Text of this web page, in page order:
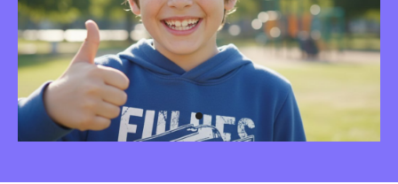
ораторского мастерства,
финансовой грамотности и
командообразования.
Образование и опыт
Высшее педагогическое
образование (МГПУ)